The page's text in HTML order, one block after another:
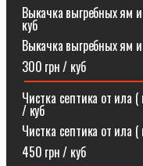
Выкачка выгребных
куб
Выкачка выгребных ям
300 грн / куб
Чистка септика от
/ куб
Чистка септика от ила
450 грн / куб